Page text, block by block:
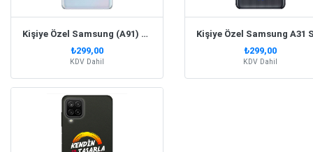
Kişiye Özel Samsung (A91) S 10 Lite Silikon Telefon Kılıfı
₺299,00
KDV Dahil
₺299,00
KDV Dahil